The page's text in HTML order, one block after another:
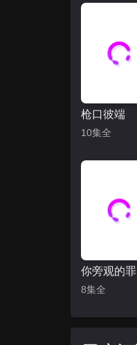
枪口彼端
10集全
你旁观的罪
8集全